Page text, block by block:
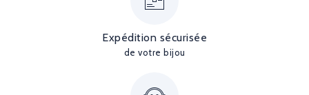
Expédition sécurisée
de votre bijou